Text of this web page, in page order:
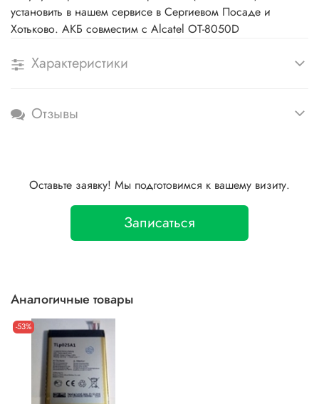
установить в нашем сервисе в Сергиевом Посаде и
Хотьково. АКБ совместим с Alcatel OT-8050D
Характеристики
Отзывы
Оставьте заявку! Мы подготовимся к вашему визиту.
Записаться
Аналогичные товары
-53%